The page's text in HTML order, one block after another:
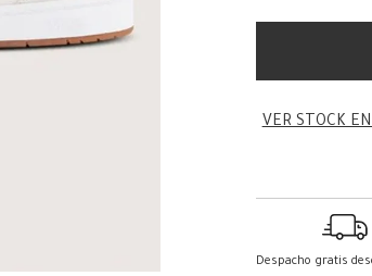
VER STOCK
Despacho gratis